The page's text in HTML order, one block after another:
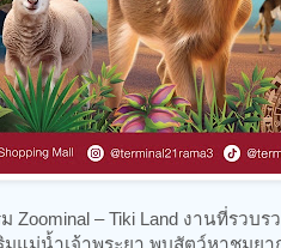
– Tiki Land งานที่รวบร
แม่น้ำเจ้าพระยา พบสัตว์หาชมยา